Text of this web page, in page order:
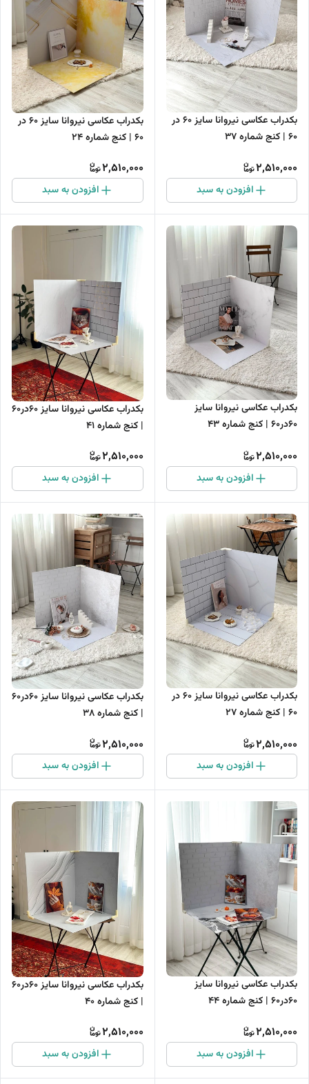
بکدراب عکاسی نیروانا سایز 60 در
60 | کنج شماره 37
2,510,000
افزودن به سبد
بکدراب عکاسی نیروانا سایز 60 در
60 | کنج شماره 24
2,510,000
افزودن به سبد
بکدراب عکاسی نیروانا سایز
60در60 | کنج شماره 43
2,510,000
افزودن به سبد
بکدراب عکاسی نیروانا سایز 60در60
| کنج شماره 41
2,510,000
افزودن به سبد
بکدراب عکاسی نیروانا سایز 60 در
60 | کنج شماره 27
2,510,000
افزودن به سبد
بکدراب عکاسی نیروانا سایز 60در60
| کنج شماره 38
2,510,000
افزودن به سبد
بکدراب عکاسی نیروانا سایز
60در60 | کنج شماره 44
2,510,000
افزودن به سبد
بکدراب عکاسی نیروانا سایز 60در60
| کنج شماره 40
2,510,000
افزودن به سبد